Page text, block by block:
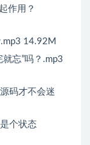
作用？
14.92M
忘”吗？.mp3
码才不会迷
个状态